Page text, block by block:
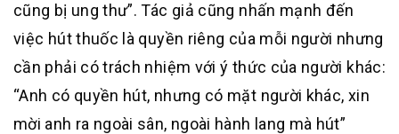
cũng bị ung thư”. Tác giả cũng nhấn mạnh đến
việc hút thuốc là quyền riêng của mỗi người nhưng
cần phải có trách nhiệm với ý thức của người khác:
“Anh có quyền hút, nhưng có mặt người khác, xin
mời anh ra ngoài sân, ngoài hành lang mà hút”